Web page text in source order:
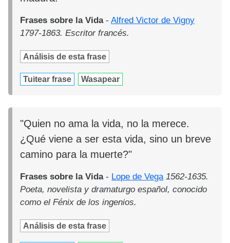
Frases sobre la Vida-Alfred Victor de Vigny
1797-1863. Escritor francés.
Análisis de esta frase
Tuitear frase Wasapear
"Quien no ama la vida, no la merece.
¿Qué viene a ser esta vida, sino un breve
camino para la muerte?"
Frases sobre la Vida- Lope de Vega 1562-1635.
Poeta, novelista y dramaturgo español, conocido
como el Fénix de los ingenios.
Análisis de esta frase